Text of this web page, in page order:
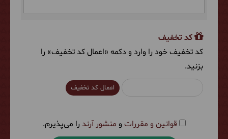
کد تخفیف
کد تخفیف خود را وارد و دکمه «اعمال کد تخفیف» را
بزنید.
اعمال کد تخفیف
قوانین و مقررات و منشور آرند را می‌پذیرم.